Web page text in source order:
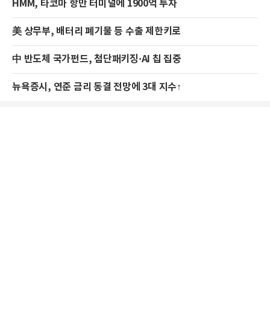
HMM, 타코마 항만 터미널에 1900억 투자
美 상무부, 배터리 폐기물 등 수출 제한키로
中 반도체 국가펀드, 첨단패키징·AI 칩 집중
뉴욕증시, 연준 금리 동결 전망에 3대 지수↑